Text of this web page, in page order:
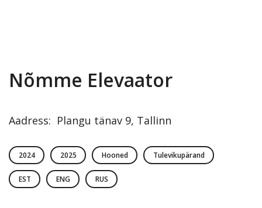
Nõmme Elevaator
Aadress: Plangu tänav 9, Tallinn
2024 2025 Hooned Tulevikupärand
EST ENG RUS